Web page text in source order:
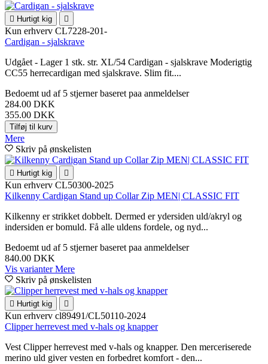
 Hurtigt kig 
Kun erhverv CL7228-201-
Cardigan - sjalskrave
Udgået - Lager 1 stk. str. XL/54 Cardigan - sjalskrave Moderigtig
CC55 herrecardigan med sjalskrave. Slim fit....
Bedoemt ud af 5 stjerner baseret paa anmeldelser
284.00 DKK
355.00 DKK
Tilføj til kurv
Mere
Skriv på ønskelisten
 Hurtigt kig 
Kun erhverv CL50300-2025
Kilkenny Cardigan Stand up Collar Zip MEN| CLASSIC FIT
Kilkenny er strikket dobbelt. Dermed er ydersiden uld/akryl og
indersiden er bomuld. Få alle uldens fordele, og nyd...
Bedoemt ud af 5 stjerner baseret paa anmeldelser
840.00 DKK
Vis varianterMere
Skriv på ønskelisten
 Hurtigt kig 
Kun erhverv cl89491/CL50110-2024
Clipper herrevest med v-hals og knapper
Vest Clipper herrevest med v-hals og knapper. Den merceriserede
merino uld giver vesten en forbedret komfort - den...